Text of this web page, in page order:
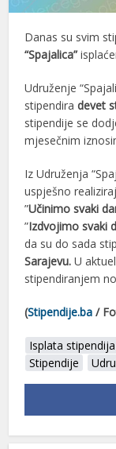
Danas su svim
“Spajalica”
Udruženje
stipendiradevet
stipendije se
mjesečnim
Iz Udruženja
uspješno
”Učinimo svaki
”Izdvojimo svaki
da su do sada
Sarajevu.U
stipendiranjem
(Stipendije.ba /
Isplata stipendija
Stipendije